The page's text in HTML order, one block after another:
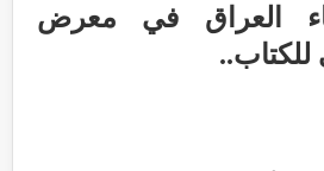
العراق في معرض
للكتاب..